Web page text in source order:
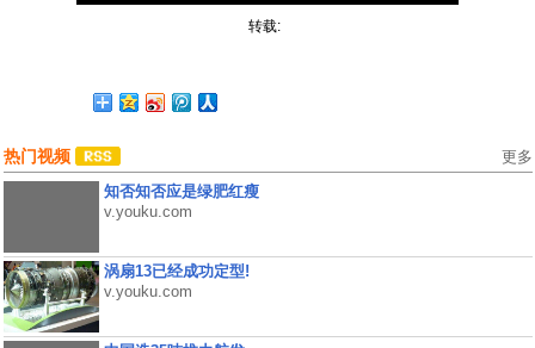
转载:
热门视频 更多
知否知否应是绿肥红瘦
v.youku.com
涡扇13已经成功定型!
v.youku.com